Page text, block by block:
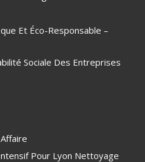
Et Éco-Responsable –
Sociale Des Entreprises
Pour Lyon Nettoyage